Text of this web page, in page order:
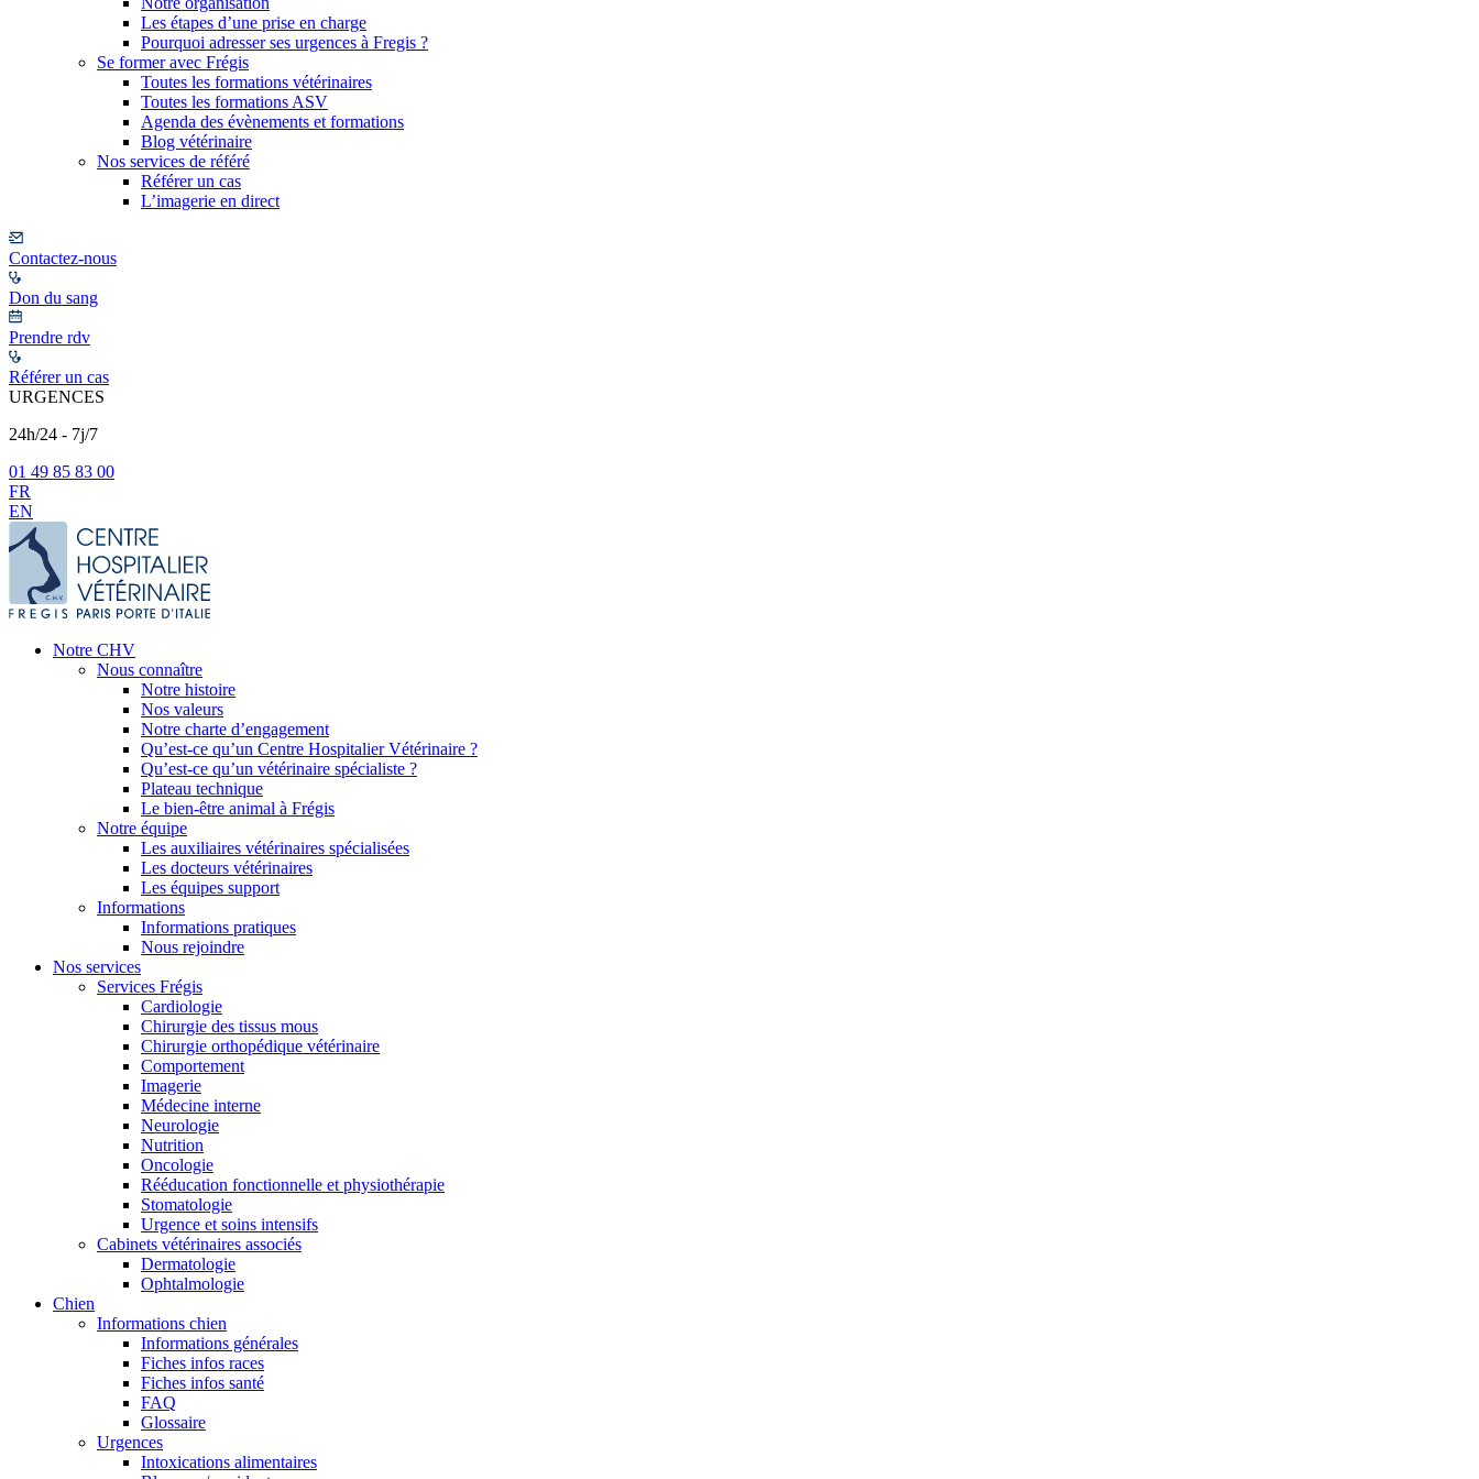
Les étapes d’une prise en charge
Pourquoi adresser ses urgences à Fregis ?
Se former avec Frégis
Toutes les formations vétérinaires
Toutes les formations ASV
Agenda des évènements et formations
Blog vétérinaire
Nos services de référé
Référer un cas
L’imagerie en direct
Contactez-nous
Don du sang
Prendre rdv
Référer un cas
URGENCES
24h/24 - 7j/7
01 49 85 83 00
FR
EN
Notre CHV
Nous connaître
Notre histoire
Nos valeurs
Notre charte d’engagement
Qu’est-ce qu’un Centre Hospitalier Vétérinaire ?
Qu’est-ce qu’un vétérinaire spécialiste ?
Plateau technique
Le bien-être animal à Frégis
Notre équipe
Les auxiliaires vétérinaires spécialisées
Les docteurs vétérinaires
Les équipes support
Informations
Informations pratiques
Nous rejoindre
Nos services
Services Frégis
Cardiologie
Chirurgie des tissus mous
Chirurgie orthopédique vétérinaire
Comportement
Imagerie
Médecine interne
Neurologie
Nutrition
Oncologie
Rééducation fonctionnelle et physiothérapie
Stomatologie
Urgence et soins intensifs
Cabinets vétérinaires associés
Dermatologie
Ophtalmologie
Chien
Informations chien
Informations générales
Fiches infos races
Fiches infos santé
FAQ
Glossaire
Urgences
Intoxications alimentaires